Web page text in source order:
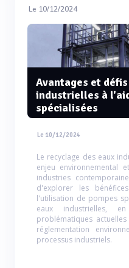
Le 10/12/2024
Avantages et
industrielles à
spécialisées
Le 10/12/2024
Le recyclage des eaux
enjeu environnemental
industries
d'explorer les
l'utilisation de pompes
eaux industrielles,
problématiques
réglementation
processus industriels.